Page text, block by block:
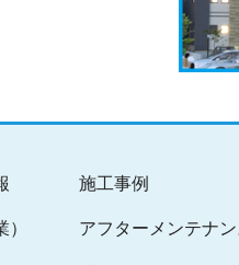
施工事例
アフターメンテナン